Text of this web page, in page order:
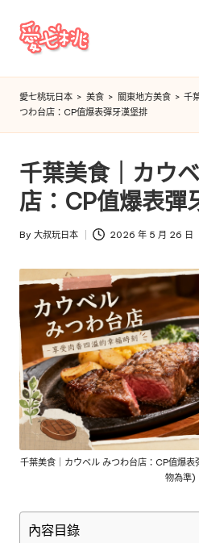
Skip
愛
七
桃
玩
日
本
愛七桃玩日本 > 美食 > 關東地方美食 > 千
つわ台店：CP值爆表彈牙漢堡排
千葉美食｜カウ
店：CP值爆表彈
Posted
By 大叔玩日本 2026 年 5 月 26 日
千葉美食｜カウベル みつわ台店：CP值爆
物為準)
內容目錄